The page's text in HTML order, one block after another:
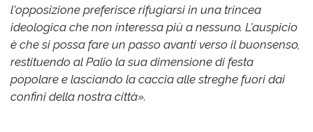
l'opposizione preferisce rifugiarsi in una trincea
ideologica che non interessa più a nessuno. L'auspicio
è che si possa fare un passo avanti verso il buonsenso,
restituendo al Palio la sua dimensione di festa
popolare e lasciando la caccia alle streghe fuori dai
confini della nostra città».